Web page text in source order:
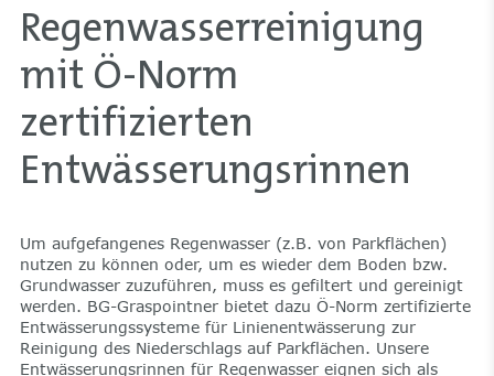
Regenwasserreinigung
mit Ö-Norm
zertifizierten
Entwässerungsrinnen
Um aufgefangenes Regenwasser (z.B. von Parkflächen)
nutzen zu können oder, um es wieder dem Boden bzw.
Grundwasser zuzuführen, muss es gefiltert und gereinigt
werden. BG-Graspointner bietet dazu Ö-Norm zertifizierte
Entwässerungssysteme für Linienentwässerung zur
Reinigung des Niederschlags auf Parkflächen. Unsere
Entwässerungsrinnen für Regenwasser eignen sich als